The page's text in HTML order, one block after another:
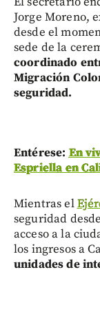
Jorge Moreno,
desde el
sede de la
coordinado
Migración
seguridad.
Entérese: En
Espriella en
Mientras el
seguridad
acceso a la
los ingresos a
unidades de